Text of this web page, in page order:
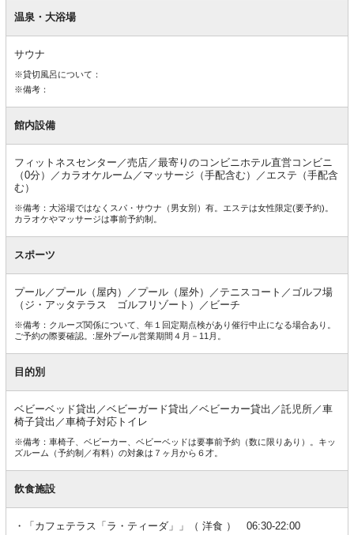
内温泉・大浴場
サウナ
※貸切風呂について：
※備考：
館内設備
フィットネスセンター／売店／最寄りのコンビニホテル直営コンビニ
（0分）／カラオケルーム／マッサージ（手配含む）／エステ（手配含
む）
※備考：大浴場ではなくスパ・サウナ（男女別）有。エステは女性限定(要予約)。
カラオケやマッサージは事前予約制。
スポーツ
プール／プール（屋内）／プール（屋外）／テニスコート／ゴルフ場
（ジ・アッタテラス ゴルフリゾート）／ビーチ
※備考：クルーズ関係について、年１回定期点検があり催行中止になる場合あり。
ご予約の際要確認。:屋外プール営業期間４月－11月。
目的別
ベビーベッド貸出／ベビーガード貸出／ベビーカー貸出／託児所／車
椅子貸出／車椅子対応トイレ
※備考：車椅子、ベビーカー、ベビーベッドは要事前予約（数に限りあり）。キッ
ズルーム（予約制／有料）の対象は７ヶ月から６才。
飲食施設
「カフェテラス「ラ・ティーダ」」（ 洋食 ） 06:30-22:00